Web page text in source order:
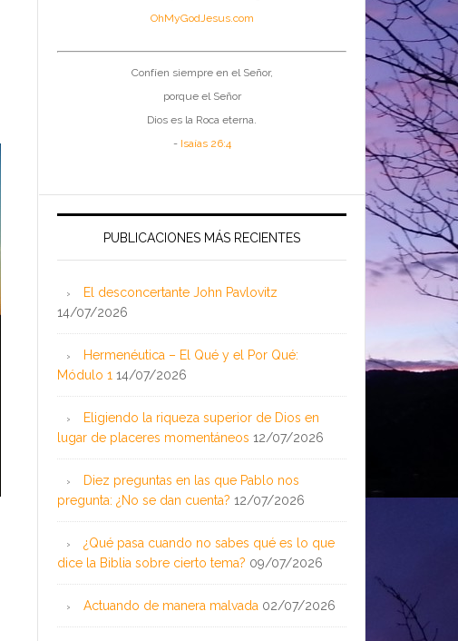
OhMyGodJesus.com
Confíen siempre en el Señor,
porque el Señor
Dios es la Roca eterna.
- Isaías 26:4
PUBLICACIONES MÁS RECIENTES
El desconcertante John Pavlovitz
14/07/2026
Hermenéutica – El Qué y el Por Qué:
Módulo 1 14/07/2026
Eligiendo la riqueza superior de Dios en
lugar de placeres momentáneos 12/07/2026
Diez preguntas en las que Pablo nos
pregunta: ¿No se dan cuenta? 12/07/2026
¿Qué pasa cuando no sabes qué es lo que
dice la Biblia sobre cierto tema? 09/07/2026
Actuando de manera malvada 02/07/2026